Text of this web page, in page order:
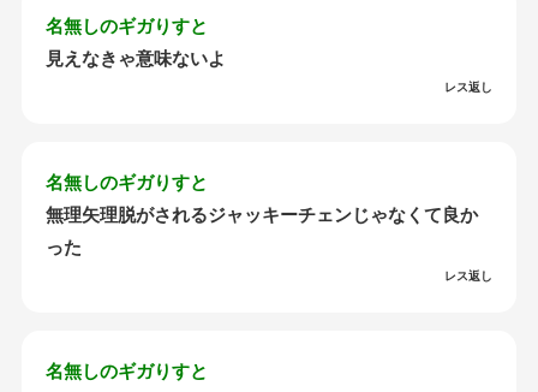
名無しのギガりすと
見えなきゃ意味ないよ
レス返し
名無しのギガりすと
無理矢理脱がされるジャッキーチェンじゃなくて良か
った
レス返し
名無しのギガりすと